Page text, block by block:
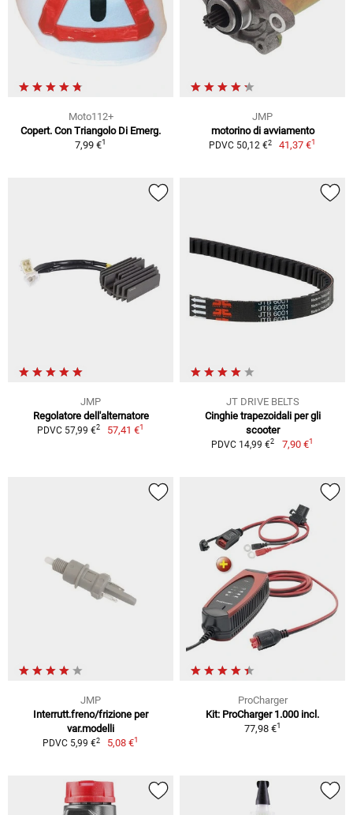
Moto112+
Copert. Con Triangolo Di Emerg.
7,99 €1
JMP
motorino di avviamento
PDVC 50,12 €2 41,37 €1
JMP
Regolatore dell'alternatore
PDVC 57,99 €2 57,41 €1
JT DRIVE BELTS
Cinghie trapezoidali per gli
scooter
PDVC 14,99 €2 7,90 €1
JMP
Interrutt.freno/frizione per
var.modelli
PDVC 5,99 €2 5,08 €1
ProCharger
Kit: ProCharger 1.000 incl.
77,98 €1